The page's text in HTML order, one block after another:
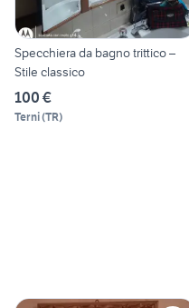
Specchiera da bagno trittico –
Stile classico
100 €
Terni(TR)